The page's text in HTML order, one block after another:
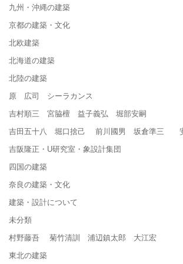
九州・沖縄の建築
京都の建築・文化
北欧建築
北海道の建築
北陸の建築
原 広司 シーラカンス
吉村順三 宮脇檀 益子義弘 堀部安嗣
吉田五十八 堀口捨己 前川國男 坂倉準三 安
吉阪隆正・U研究室・象設計集団
四国の建築
奈良の建築・文化
建築・設計について
未分類
村野藤吾 菊竹清訓 浦辺鎮太郎 大江宏
東北の建築